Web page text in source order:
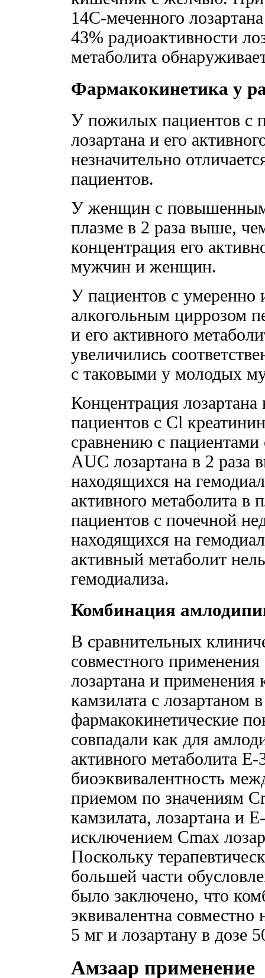
14С-меченного
43% радиоактивности
метаболита
Фармакокинетика у
У пожилых пациентов с
лозартана и его
незначительно
пациентов.
У женщин с повышенным
плазме в 2 раза выше,
концентрация его
мужчин и женщин.
У пациентов с
алкогольным циррозом
и его активного
увеличились
с таковыми у молодых
Концентрация лозартана
пациентов с Cl
сравнению с
AUC лозартана в 2 раза
находящихся на
активного метаболита в
пациентов с почечной
находящихся на
активный метаболит
гемодиализа.
Комбинация
В сравнительных
совместного
лозартана и
камзилата с лозартаном
фармакокинетические
совпадали как для
активного метаболита
биоэквивалентность
приемом по значениям
камзилата, лозартана и
исключением Cmax
Поскольку
большей части
было заключено, что
эквивалентна
5 мг и лозартану в дозе
Амзаар применение